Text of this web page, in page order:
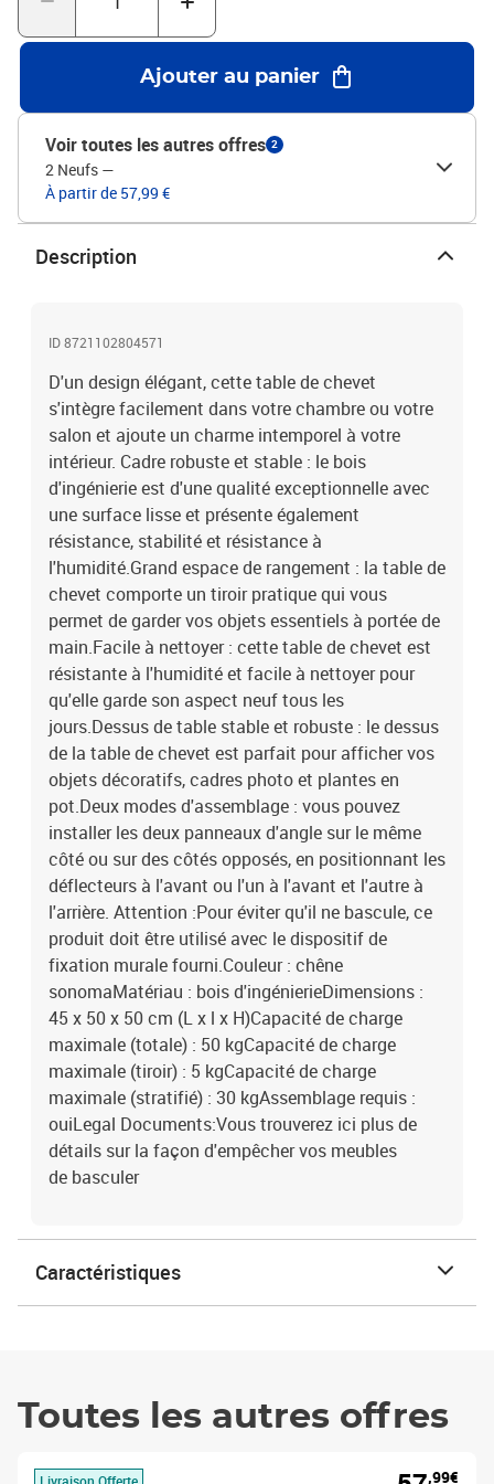
l'un à l'avant et l'autre à l'arrière. Attention :Pour éviter qu'il ne
bascule, ce produit doit être utilisé avec le dispositif de fixation
murale fourni.Couleur : chêne sonomaMatériau : bois
d'ingénierieDimensions : 45 x 50 x 50 cm (L x l x H)Capacité de
charge maximale (totale) : 50 kgCapacité de charge maximale
(tiroir) : 5 kgCapacité de charge maximale (stratifié) : 30
kgAssemblage requis : ouiLegal Documents:Vous trouverez ici
plus de détails sur la façon d'empêcher vos meubles de basculer
Ajouter au panier
Voir toutes les autres offres 2
2 Neufs —
À partir de 57,99 €
Description
ID 8721102804571
D'un design élégant, cette table de chevet
s'intègre facilement dans votre chambre ou votre
salon et ajoute un charme intemporel à votre
intérieur. Cadre robuste et stable : le bois
d'ingénierie est d'une qualité exceptionnelle avec
une surface lisse et présente également
résistance, stabilité et résistance à
l'humidité.Grand espace de rangement : la table de
chevet comporte un tiroir pratique qui vous
permet de garder vos objets essentiels à portée de
main.Facile à nettoyer : cette table de chevet est
résistante à l'humidité et facile à nettoyer pour
qu'elle garde son aspect neuf tous les
jours.Dessus de table stable et robuste : le dessus
de la table de chevet est parfait pour afficher vos
objets décoratifs, cadres photo et plantes en
pot.Deux modes d'assemblage : vous pouvez
installer les deux panneaux d'angle sur le même
côté ou sur des côtés opposés, en positionnant les
déflecteurs à l'avant ou l'un à l'avant et l'autre à
l'arrière. Attention :Pour éviter qu'il ne bascule, ce
produit doit être utilisé avec le dispositif de
fixation murale fourni.Couleur : chêne
sonomaMatériau : bois d'ingénierieDimensions :
45 x 50 x 50 cm (L x l x H)Capacité de charge
maximale (totale) : 50 kgCapacité de charge
maximale (tiroir) : 5 kgCapacité de charge
maximale (stratifié) : 30 kgAssemblage requis :
ouiLegal Documents:Vous trouverez ici plus de
détails sur la façon d'empêcher vos meubles
de basculer
Caractéristiques
Toutes les autres offres
Livraison Offerte ,99€